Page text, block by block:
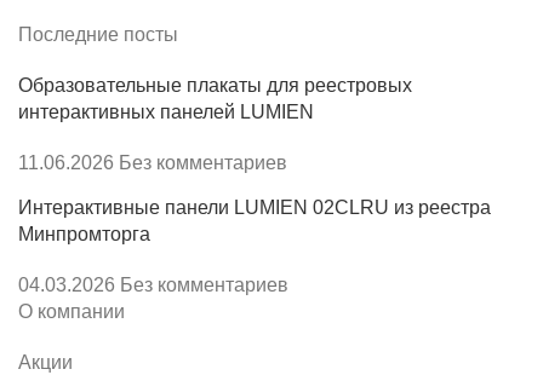
Последние посты
Образовательные плакаты для реестровых
интерактивных панелей LUMIEN
11.06.2026 Без комментариев
Интерактивные панели LUMIEN 02CLRU из реестра
Минпромторга
04.03.2026 Без комментариев
О компании
Акции